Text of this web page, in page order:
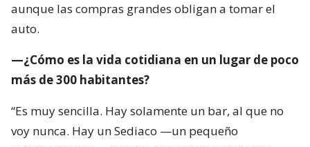
aunque las compras grandes obligan a tomar el
auto.
—¿Cómo es la vida cotidiana en un lugar de poco
más de 300 habitantes?
“Es muy sencilla. Hay solamente un bar, al que no
voy nunca. Hay un Sediaco —un pequeño